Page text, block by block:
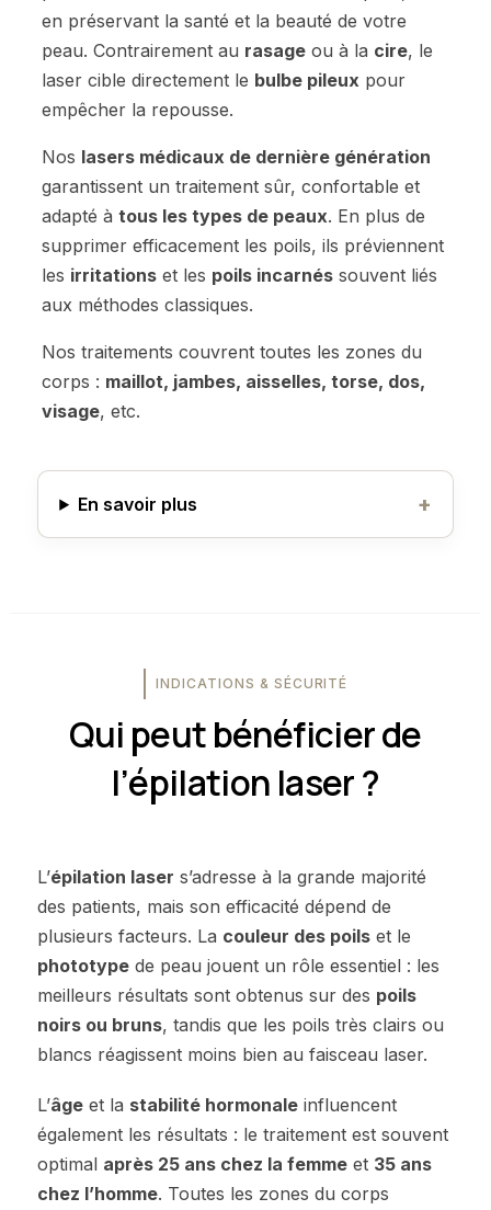
en préservant la santé et la beauté de votre
peau. Contrairement au rasage ou à la cire, le
laser cible directement le bulbe pileux pour
empêcher la repousse.
Nos lasers médicaux de dernière génération
garantissent un traitement sûr, confortable et
adapté à tous les types de peaux. En plus de
supprimer efficacement les poils, ils préviennent
les irritations et les poils incarnés souvent liés
aux méthodes classiques.
Nos traitements couvrent toutes les zones du
corps : maillot, jambes, aisselles, torse, dos,
visage, etc.
En savoir plus
INDICATIONS & SÉCURITÉ
Qui peut bénéficier de
l’épilation laser ?
L’épilation laser s’adresse à la grande majorité
des patients, mais son efficacité dépend de
plusieurs facteurs. La couleur des poils et le
phototype de peau jouent un rôle essentiel : les
meilleurs résultats sont obtenus sur des poils
noirs ou bruns, tandis que les poils très clairs ou
blancs réagissent moins bien au faisceau laser.
L’âge et la stabilité hormonale influencent
également les résultats : le traitement est souvent
optimal après 25 ans chez la femme et 35 ans
chez l’homme. Toutes les zones du corps